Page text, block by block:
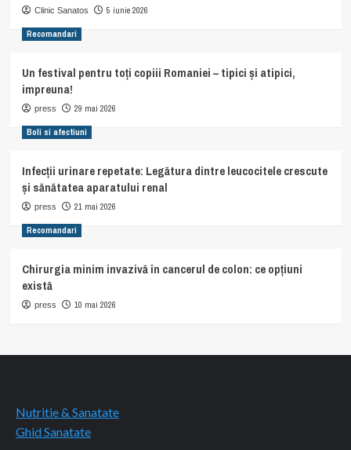
Clinic Sanatos 5 iunie 2026
Recomandari
Un festival pentru toți copiii Romaniei – tipici și atipici,
impreuna!
press 29 mai 2026
Boli si afectiuni
Infecții urinare repetate: Legătura dintre leucocitele crescute
și sănătatea aparatului renal
press 21 mai 2026
Recomandari
Chirurgia minim invazivă în cancerul de colon: ce opțiuni
există
press 10 mai 2026
Nutritie & Sanatate
Ghid Sanatate